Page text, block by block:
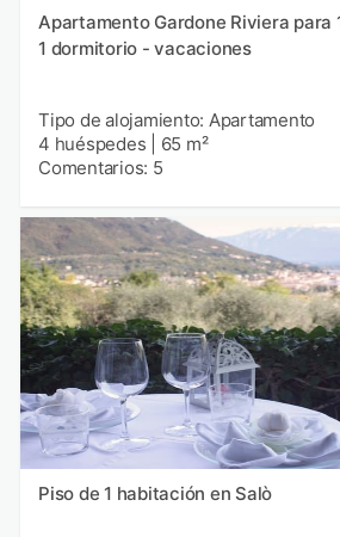
Apartamento Gardone Riviera para
1 dormitorio - vacaciones
Tipo de alojamiento: Apartamento
4 huéspedes
65 m²
Comentarios: 5
Piso de 1 habitación en Salò